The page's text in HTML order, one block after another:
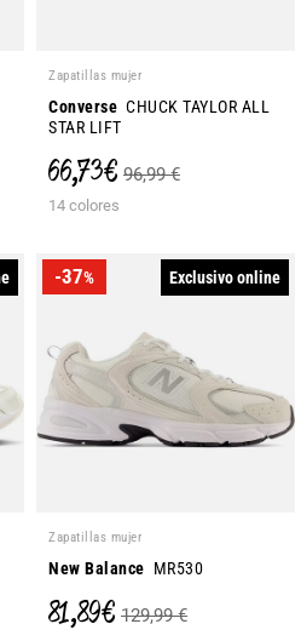
Zapatillas mujer
Converse CHUCK TAYLOR ALL
STAR LIFT
66,73 € 96,99 €
14 colores
-37% Exclusivo online
Zapatillas mujer
New Balance MR530
81,89 € 129,99 €